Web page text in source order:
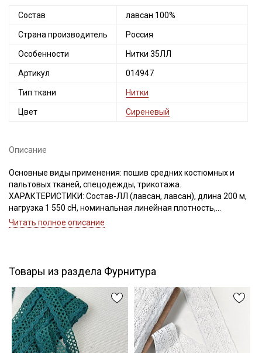
Состав лавсан 100%
Страна производитель Россия
Особенности Нитки 35ЛЛ
Артикул 014947
Тип ткани Нитки
Цвет Сиреневый
Описание
Основные виды применения: пошив средних костюмных и
пальтовых тканей, спецодежды, трикотажа.
ХАРАКТЕРИСТИКИ: Состав-ЛЛ (лавсан, лавсан), длина 200 м,
нагрузка 1 550 сН, номинальная линейная плотность,
Текс(структура)- 34,5 (16.7Текс*2)
Читать полное описание
Товары из раздела Фурнитура
Секретная рассылка от Купава
промокоды и скидки до 30% на узкие
категории тканей
Электронная почта
Подписаться
Ознакомлен(а) сПолитикой обработки персональных
данных и даюСогласие на обработку персональных
данных